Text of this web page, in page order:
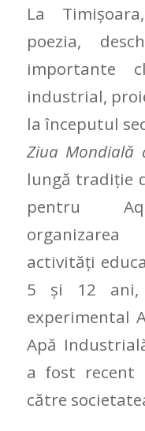
La
poezia,
importante
industrial,
la începutul
Ziua Mondială
lungă tradiție
pentru
activități
5 și 12 ani,
experimental
Apă
a fost recent
către